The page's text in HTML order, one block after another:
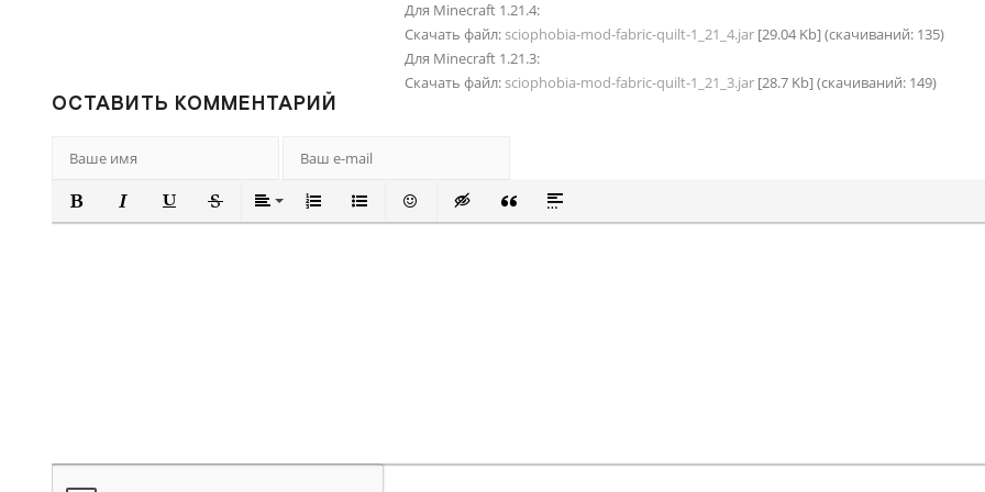
Для Minecraft 1.21.4:
Скачать файл:sciophobia-mod-fabric-quilt-1_21_4.jar [29.04 Kb] (cкачиваний: 135)
Для Minecraft 1.21.3:
Скачать файл:sciophobia-mod-fabric-quilt-1_21_3.jar [28.7 Kb] (cкачиваний: 149)
ОСТАВИТЬ КОММЕНТАРИЙ
ПОЛУЖИРНЫЙ
КУРСИВПОДЧЕРКНУТЫЙ
ЗАЧЕРКНУТЫЙВЫРАВНИВАНИЕ
НУМЕРОВАННЫЙ СПИСОК
МАРКИРОВАННЫЙ СПИСОК
ВСТАВИТЬ СМАЙЛИК
ВСТАВКА СКРЫТОГО ТЕКСТА
ВСТАВКА ЦИТАТЫ
ВСТАВКА СПОЙЛЕРА